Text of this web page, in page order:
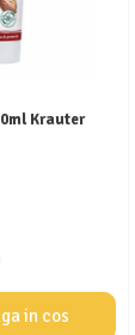
Krauter
in cos